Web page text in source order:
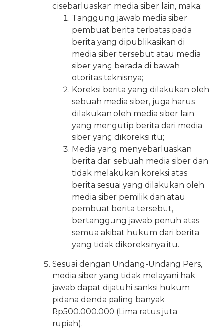
disebarluaskan media siber lain, maka:
Tanggung jawab media siber
pembuat berita terbatas pada
berita yang dipublikasikan di
media siber tersebut atau media
siber yang berada di bawah
otoritas teknisnya;
Koreksi berita yang dilakukan oleh
sebuah media siber, juga harus
dilakukan oleh media siber lain
yang mengutip berita dari media
siber yang dikoreksi itu;
Media yang menyebarluaskan
berita dari sebuah media siber dan
tidak melakukan koreksi atas
berita sesuai yang dilakukan oleh
media siber pemilik dan atau
pembuat berita tersebut,
bertanggung jawab penuh atas
semua akibat hukum dari berita
yang tidak dikoreksinya itu.
Sesuai dengan Undang-Undang Pers,
media siber yang tidak melayani hak
jawab dapat dijatuhi sanksi hukum
pidana denda paling banyak
Rp500.000.000 (Lima ratus juta
rupiah).